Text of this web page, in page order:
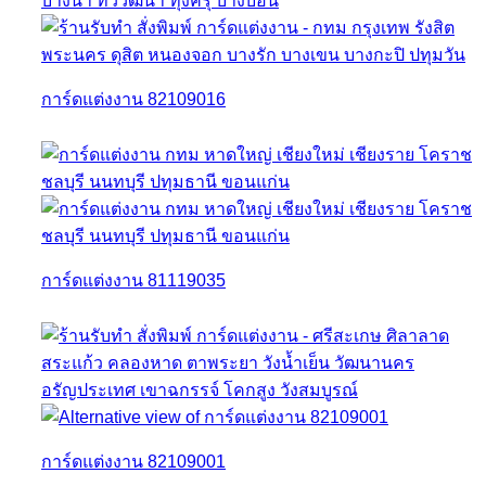
การ์ดแต่งงาน 82109016
การ์ดแต่งงาน 81119035
การ์ดแต่งงาน 82109001